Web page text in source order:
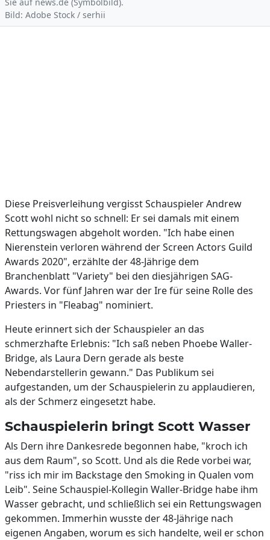
Bild: Adobe Stock / serhii
Diese Preisverleihung vergisst Schauspieler Andrew
Scott wohl nicht so schnell: Er sei damals mit einem
Rettungswagen abgeholt worden. "Ich habe einen
Nierenstein verloren während der Screen Actors Guild
Awards 2020", erzählte der 48-Jährige dem
Branchenblatt "Variety" bei den diesjährigen SAG-
Awards. Vor fünf Jahren war der Ire für seine Rolle des
Priesters in "Fleabag" nominiert.
Heute erinnert sich der Schauspieler an das
schmerzhafte Erlebnis: "Ich saß neben Phoebe Waller-
Bridge, als Laura Dern gerade als beste
Nebendarstellerin gewann." Das Publikum sei
aufgestanden, um der Schauspielerin zu applaudieren,
als der Schmerz eingesetzt habe.
Schauspielerin bringt Scott Wasser
Als Dern ihre Dankesrede begonnen habe, "kroch ich
aus dem Raum", so Scott. Und als die Rede vorbei war,
"riss ich mir im Backstage den Smoking in Qualen vom
Leib". Seine Schauspiel-Kollegin Waller-Bridge habe ihm
Wasser gebracht, und schließlich sei ein Rettungswagen
gekommen. Immerhin wusste der 48-Jährige nach
eigenen Angaben, worum es sich handelte, weil er schon